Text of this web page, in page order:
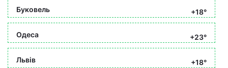
Буковель +18°
Одеса +23°
Львів +18°